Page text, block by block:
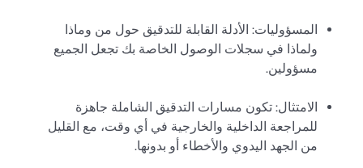
المسؤوليات: الأدلة القابلة للتدقيق حول من وماذا
ولماذا في سجلات الوصول الخاصة بك تجعل الجميع
مسؤولين.
الامتثال: تكون مسارات التدقيق الشاملة جاهزة
للمراجعة الداخلية والخارجية في أي وقت، مع القليل
من الجهد اليدوي والأخطاء أو بدونها.